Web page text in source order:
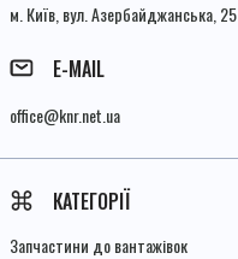
м. Київ, вул. Азербайджанська, 25
E-MAIL
office@knr.net.ua
КАТЕГОРІЇ
Запчастини до вантажівок